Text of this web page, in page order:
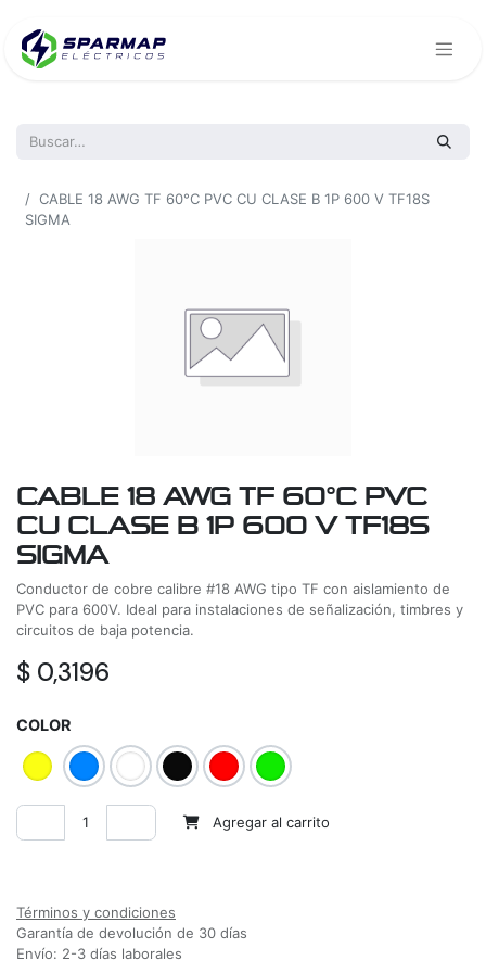
CABLE 18 AWG TF 60°C PVC CU CLASE B 1P 600 V TF18S
SIGMA
CABLE 18 AWG TF 60°C PVC
CU CLASE B 1P 600 V TF18S
SIGMA
Conductor de cobre calibre #18 AWG tipo TF con aislamiento de
PVC para 600V. Ideal para instalaciones de señalización, timbres y
circuitos de baja potencia.
$ 0,3196
COLOR
Agregar al carrito
Términos y condiciones
Garantía de devolución de 30 días
Envío: 2-3 días laborales